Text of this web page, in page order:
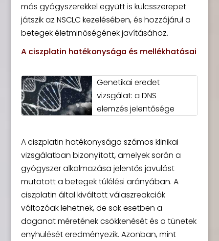
más gyógyszerekkel együtt is kulcsszerepet
játszik az NSCLC kezelésében, és hozzájárul a
betegek életminőségének javításához.
A ciszplatin hatékonysága és mellékhatásai
Genetikai eredet
vizsgálat: a DNS
elemzés jelentősége
A ciszplatin hatékonysága számos klinikai
vizsgálatban bizonyított, amelyek során a
gyógyszer alkalmazása jelentős javulást
mutatott a betegek túlélési arányában. A
ciszplatin által kiváltott válaszreakciók
változóak lehetnek, de sok esetben a
daganat méretének csökkenését és a tünetek
enyhülését eredményezik. Azonban, mint